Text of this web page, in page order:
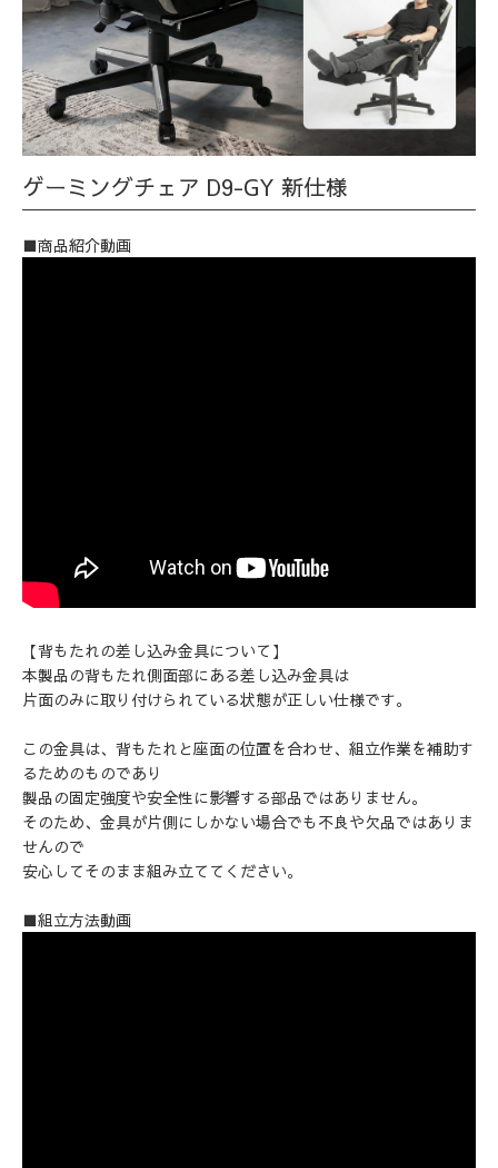
ゲーミングチェア D9-GY 新仕様
■商品紹介動画
【背もたれの差し込み金具について】
本製品の背もたれ側面部にある差し込み金具は
片面のみに取り付けられている状態が正しい仕様です。
この金具は、背もたれと座面の位置を合わせ、組立作業を補助す
るためのものであり
製品の固定強度や安全性に影響する部品ではありません。
そのため、金具が片側にしかない場合でも不良や欠品ではありま
せんので
安心してそのまま組み立ててください。
■組立方法動画